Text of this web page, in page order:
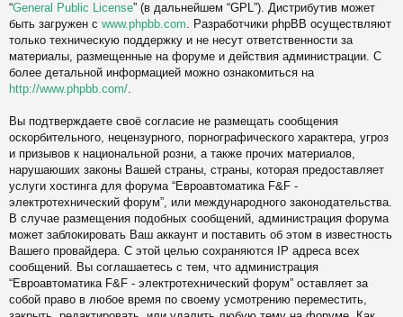
“General Public License” (в дальнейшем “GPL”). Дистрибутив может
быть загружен с www.phpbb.com. Разработчики phpBB осуществляют
только техническую поддержку и не несут ответственности за
материалы, размещенные на форуме и действия администрации. С
более детальной информацией можно ознакомиться на
http://www.phpbb.com/.
Вы подтверждаете своё согласие не размещать сообщения
оскорбительного, нецензурного, порнографического характера, угроз
и призывов к национальной розни, а также прочих материалов,
нарушаюших законы Вашей страны, страны, которая предоставляет
услуги хостинга для форума “Евроавтоматика F&F -
электротехнический форум”, или международного законодательства.
В случае размещения подобных сообщений, администрация форума
может заблокировать Ваш аккаунт и поставить об этом в известность
Вашего провайдера. С этой целью сохраняются IP адреса всех
сообщений. Вы соглашаетесь с тем, что администрация
“Евроавтоматика F&F - электротехнический форум” оставляет за
собой право в любое время по своему усмотрению переместить,